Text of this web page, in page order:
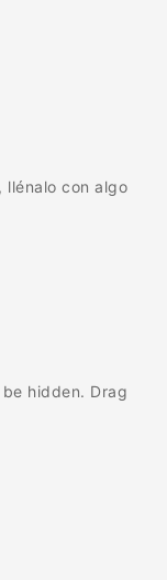
llénalo con algo
hidden. Drag